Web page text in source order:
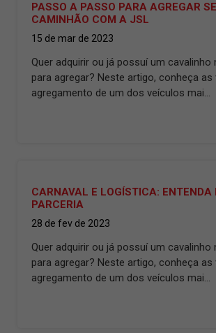
PASSO A PASSO PARA AGREGAR
CAMINHÃO COM A JSL
15 de mar de 2023
Quer adquirir ou já possuí um cavalinho
para agregar? Neste artigo, conheça as
agregamento de um dos veículos mai...
CARNAVAL E LOGÍSTICA: ENTENDA
PARCERIA
28 de fev de 2023
Quer adquirir ou já possuí um cavalinho
para agregar? Neste artigo, conheça as
agregamento de um dos veículos mai...